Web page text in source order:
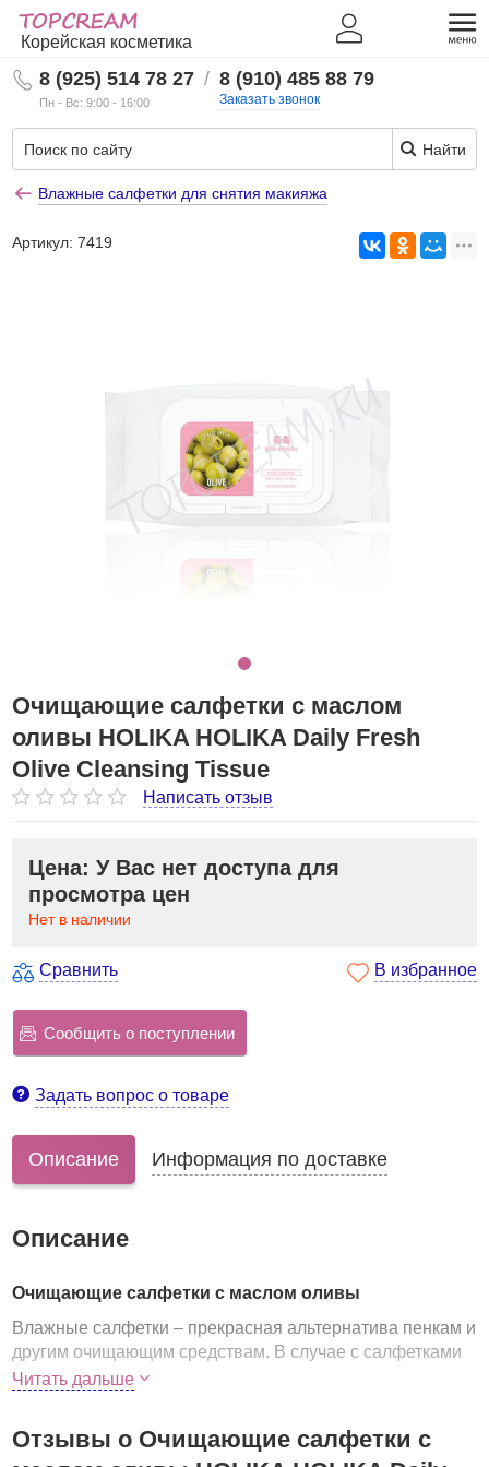
Корейская косметика
8 (925) 514 78 27
Пн - Вс: 9:00 - 16:00
/ 8 (910) 485 88 79
Заказать звонок
Найти
Влажные салфетки для снятия макияжа
Артикул:7419
Очищающие салфетки с маслом
оливы HOLIKA HOLIKA Daily Fresh
Olive Cleansing Tissue
Написать отзыв
Цена: У Вас нет доступа для
просмотра цен
Нет в наличии
Сравнить В избранное
Сообщить о поступлении
Задать вопрос о товаре
Описание Информация по доставке
Описание
Очищающие салфетки с маслом оливы
Влажные салфетки – прекрасная альтернатива пенкам и
другим очищающим средствам. В случае с салфетками
не нужен ни умывальник, ни наличие воды. Достаточно
Салфетки от Холика Холика мягкие, нежные, деликатно
Читать дальше
Отзывы о Очищающие салфетки с